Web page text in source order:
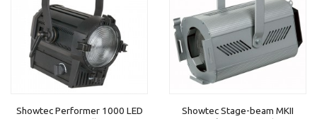
Showtec Performer 1000 LED
Showtec Stage-beam MKII